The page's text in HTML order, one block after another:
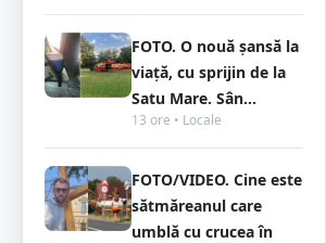
FOTO. O nouă șansă la
viață, cu sprijin de la
Satu Mare. Sân...
13 ore • Locale
FOTO/VIDEO. Cine este
sătmăreanul care
umblă cu crucea în